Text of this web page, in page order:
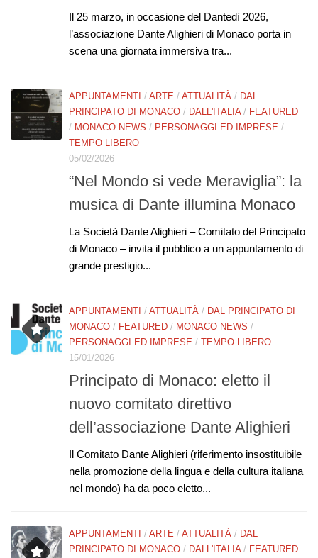
Il 25 marzo, in occasione del Dantedì 2026,
l’associazione Dante Alighieri di Monaco porta in
scena una giornata immersiva tra...
APPUNTAMENTI / ARTE / ATTUALITÀ / DAL
PRINCIPATO DI MONACO / DALL'ITALIA / FEATURED
/ MONACO NEWS / PERSONAGGI ED IMPRESE /
TEMPO LIBERO
05/02/2026
“Nel Mondo si vede Meraviglia”: la
musica di Dante illumina Monaco
La Società Dante Alighieri – Comitato del Principato
di Monaco – invita il pubblico a un appuntamento di
grande prestigio...
APPUNTAMENTI / ATTUALITÀ / DAL PRINCIPATO DI
MONACO / FEATURED / MONACO NEWS /
PERSONAGGI ED IMPRESE / TEMPO LIBERO
15/01/2026
Principato di Monaco: eletto il
nuovo comitato direttivo
dell’associazione Dante Alighieri
Il Comitato Dante Alighieri (riferimento insostituibile
nella promozione della lingua e della cultura italiana
nel mondo) ha da poco eletto...
APPUNTAMENTI / ARTE / ATTUALITÀ / DAL
PRINCIPATO DI MONACO / DALL'ITALIA / FEATURED